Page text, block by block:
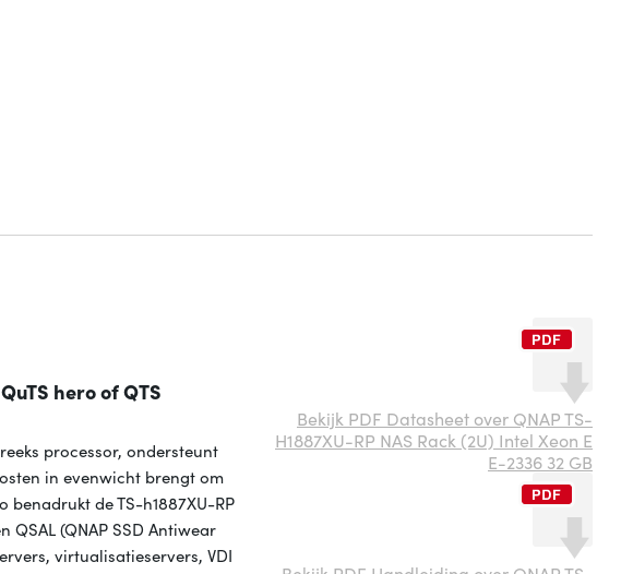
hero of QTS
processor, ondersteunt
in evenwicht brengt om
de TS-h1887XU-RP
(QNAP SSD Antiwear
virtualisatieservers, VDI
Bekijk PDF Datasheet over QNAP TS-
H1887XU-RP NAS Rack (2U) Intel Xeon E
E-2336 32 GB